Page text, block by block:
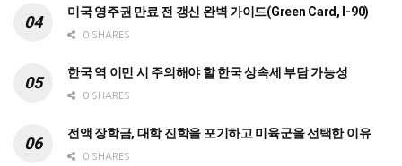
미국 영주권 만료 전 갱신 완벽 가이드(Green Card, I-90)
0 SHARES
한국 역 이민 시 주의해야 할 한국 상속세 부담 가능성
0 SHARES
전액 장학금, 대학 진학을 포기하고 미육군을 선택한 이유
0 SHARES